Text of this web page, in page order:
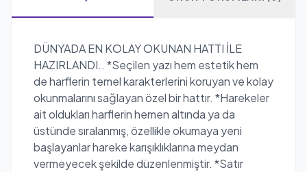
DÜNYADA EN KOLAY OKUNAN HATTI İLE
HAZIRLANDI.. *Seçilen yazı hem estetik hem
de harflerin temel karakterlerini koruyan ve kolay
okunmalarını sağlayan özel bir hattır. *Harekeler
ait oldukları harflerin hemen altında ya da
üstünde sıralanmış, özellikle okumaya yeni
başlayanlar hareke karışıklıklarına meydan
vermeyecek şekilde düzenlenmiştir. *Satır